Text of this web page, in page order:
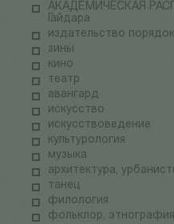
АКАДЕМИЧЕСКАЯ РАСПРОДАЖА
Гайдара
издательство
зины
кино
театр
авангард
искусство
искусствоведение
культурология
музыка
архитектура,
танец
филология
фольклор,